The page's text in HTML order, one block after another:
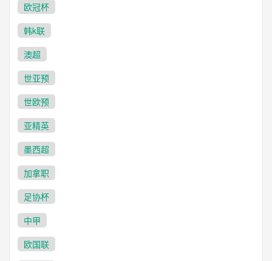
欧冠杯
韩k联
澳超
世亚预
世欧预
亚精英
墨西超
加拿职
足协杯
中甲
欧国联